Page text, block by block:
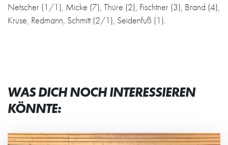
Netscher (1/1), Micke (7), Thüre (2), Fischtner (3), Brand (4),
Kruse, Redmann, Schmitt (2/1), Seidenfuß (1).
WAS DICH NOCH INTERESSIEREN
KÖNNTE: